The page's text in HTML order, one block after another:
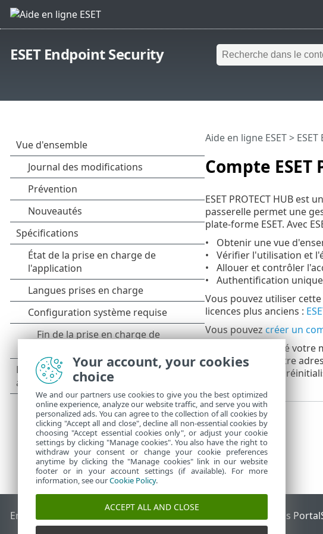
ESET Endpoint Security
Compte ESET
Aide en ligne ESET>
ESET PROTECT HUB est
passerelle permet une
plate-forme ESET. Avec
Obtenir une vue
Vérifier l'utilisation et
Allouer et contrôler
Authentification
Vous pouvez utiliser
licences plus anciens :
Vous pouvezcréer un
Si vous avez oublié
HUB. Saisissez votre
instructions pour
End of Life ESET Status Portal
Your account, your cookies
choice
We and our partners use cookies to give you the best optimized
online experience, analyze our website traffic, and serve you with
personalized ads. You can agree to the collection of all cookies by
clicking "Accept all and close", decline all non-essential cookies by
choosing "Accept essential cookies only", or adjust your cookie
settings by clicking "Manage cookies". You also have the right to
withdraw your consent or change your cookie preferences
anytime by clicking the "Manage cookies" link in our website
footer or in your account settings (if available). For more
information, see ourCookie Policy.
ACCEPT ALL AND CLOSE